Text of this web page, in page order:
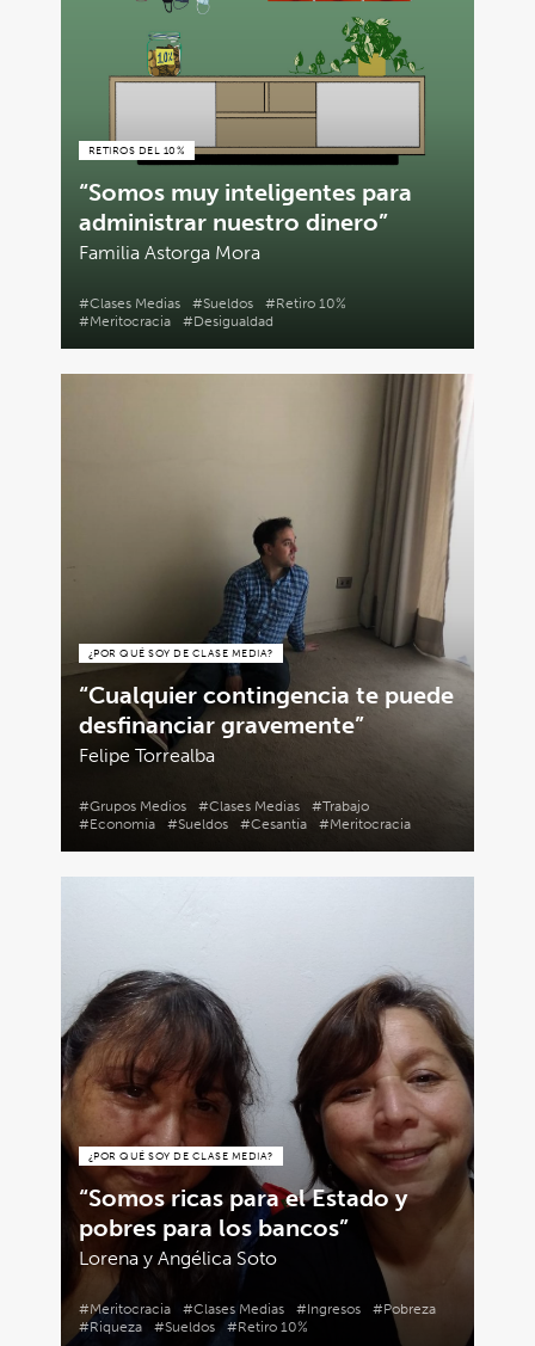
RETIROS DEL 10%
“Somos muy inteligentes para
administrar nuestro dinero”
Familia Astorga Mora
#Clases Medias #Sueldos
#Retiro 10%
#Meritocracia
#Desigualdad
¿POR QUÉ SOY DE CLASE MEDIA?
“Cualquier contingencia te puede
desfinanciar gravemente”
Felipe Torrealba
#Grupos Medios #Clases Medias
#Trabajo
#Economía
#Sueldos #Cesantía #Meritocracia
¿POR QUÉ SOY DE CLASE MEDIA?
“Somos ricas para el Estado y
pobres para los bancos”
Lorena y Angélica Soto
#Meritocracia #Clases Medias #Ingresos
#Pobreza
#Riqueza
#Sueldos #Retiro 10%